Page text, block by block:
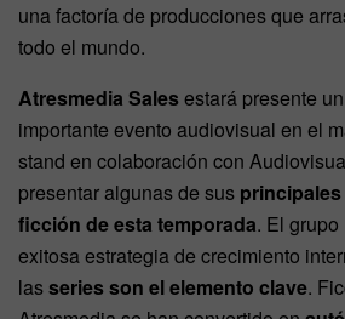
una factoría de producciones que
todo el mundo.
Atresmedia Sales estará presente
importante evento audiovisual en el
stand en colaboración con
presentar algunas de sus
ficción de esta temporada. El
exitosa estrategia de crecimiento
lasseries son el elemento clave.